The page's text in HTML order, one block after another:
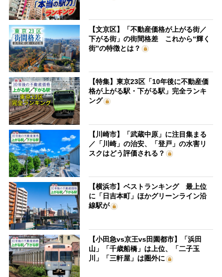
【文京区】「不動産価格が上がる街／
下がる街」の街間格差 これから“輝く
街”の特徴とは？
【特集】東京23区「10年後に不動産価
格が上がる駅・下がる駅」完全ランキ
ング
【川崎市】「武蔵中原」に注目集まる
／「川崎」の治安、「登戸」の水害リ
スクはどう評価される？
【横浜市】ベストランキング 最上位
に「日吉本町」ほかグリーンライン沿
線駅が
【小田急vs京王vs田園都市】「浜田
山」「千歳船橋」は上位、「二子玉
川」「三軒屋」は圏外に